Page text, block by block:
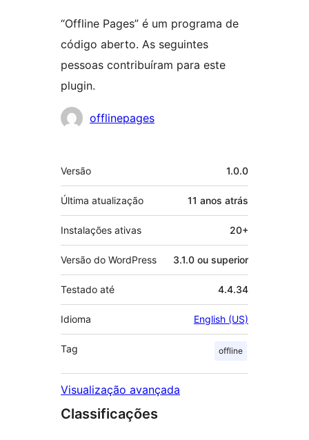
“Offline Pages” é um programa de
código aberto. As seguintes
pessoas contribuíram para este
plugin.
Colaboradores
offlinepages
Meta
Versão 1.0.0
Última atualização 11 anos atrás
Instalações ativas 20+
Versão do WordPress 3.1.0 ou superior
Testado até 4.4.34
Idioma English (US)
Tag offline
Visualização avançada
Classificações